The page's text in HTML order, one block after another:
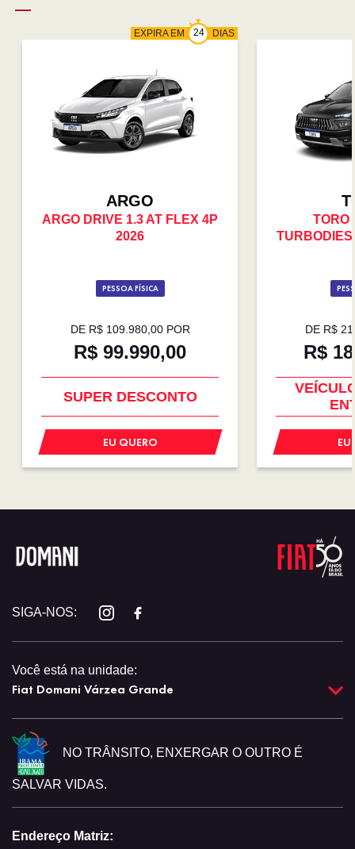
EXPIRA EM DIAS
ARGO
ARGO DRIVE 1.3 AT FLEX 4P
2026
PESSOA FÍSICA
DE R$ 109.980,00 POR
R$ 99.990,00
EU QUERO
TORO
DE R$
R$
EU
SIGA-NOS:
Você está na unidade:
Fiat Domani Várzea Grande
NO TRÂNSITO, ENXERGAR O OUTRO É
SALVAR VIDAS.
Endereço Matriz: